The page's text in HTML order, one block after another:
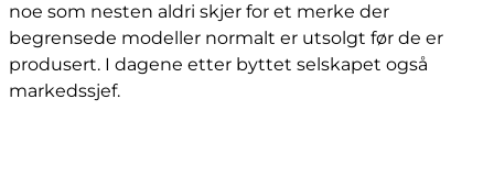
noe som nesten aldri skjer for et merke der
begrensede modeller normalt er utsolgt før de er
produsert. I dagene etter byttet selskapet også
markedssjef.